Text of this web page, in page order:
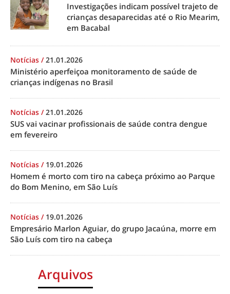
Investigações indicam possível trajeto de
crianças desaparecidas até o Rio Mearim,
em Bacabal
Notícias /21.01.2026
Ministério aperfeiçoa monitoramento de saúde de
crianças indígenas no Brasil
Notícias /21.01.2026
SUS vai vacinar profissionais de saúde contra dengue
em fevereiro
Notícias / 19.01.2026
Homem é morto com tiro na cabeça próximo ao Parque
do Bom Menino, em São Luís
Notícias / 19.01.2026
Empresário Marlon Aguiar, do grupo Jacaúna, morre em
São Luís com tiro na cabeça
Arquivos